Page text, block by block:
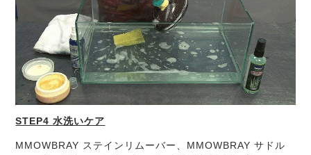
STEP4水洗いケア
MMOWBRAY ステインリムーバー、MMOWBRAY サドル